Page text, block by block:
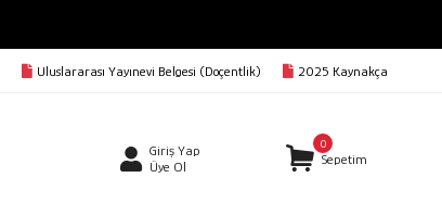
Uluslararası Yayınevi Belgesi (Doçentlik) 2025 Kaynakça
Giriş Yap
Üye Ol
0
Sepetim